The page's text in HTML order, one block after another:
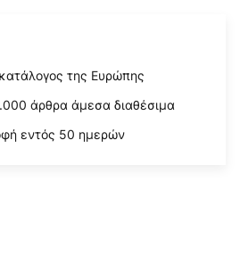
της Ευρώπης
άρθρα άμεσα διαθέσιμα
εντός 50 ημερών